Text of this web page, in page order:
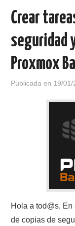
Crear
seguridad
Proxmox
Publicada en 19/01/
Hola a tod@s,
de copias de